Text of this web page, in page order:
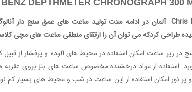
DEPTHMETER CHRONOGRAPH 300
Chrisآلمان در ادامه سنت تولیدساعت های عمق سنج دار
طراحی کردکه می توان آن را ارتقای منطقی ساعت های مچی
در زیر ساعت امکان استفاده در محیط های آلوده و پرفشار از
استفاده از مواد درخشنده مخصوص ساعت های بنز بروی
نور امکان استفاده از این ساعت در شب و محیط های بسیار